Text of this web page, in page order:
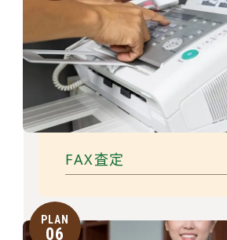
FAX査定
PLAN
06